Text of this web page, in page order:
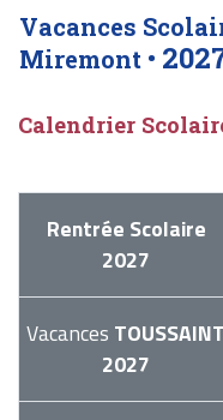
Vacances
Miremont •
Calendrier
Rentrée Scolaire
2027
Vacances TOUSSAINT
2027